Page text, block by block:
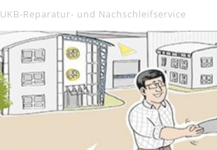
UKB-Reparatur- und Nachschleifservice